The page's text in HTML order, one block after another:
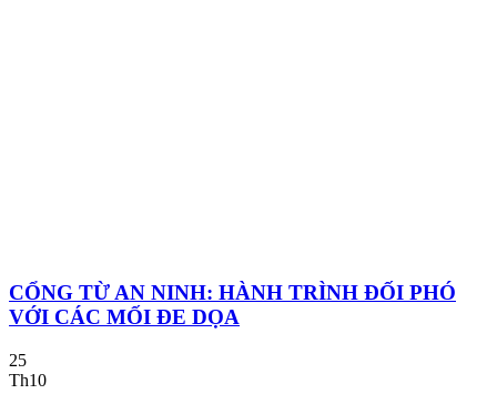
CỔNG TỪ AN NINH: HÀNH TRÌNH ĐỐI PHÓ
VỚI CÁC MỐI ĐE DỌA
25
Th10